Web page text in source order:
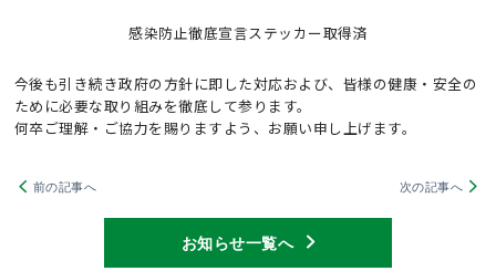
感染防止徹底宣言ステッカー取得済
今後も引き続き政府の方針に即した対応および、皆様の健康・安全の
ために必要な取り組みを徹底して参ります。
何卒ご理解・ご協力を賜りますよう、お願い申し上げます。
前の記事へ 次の記事へ
お知らせ一覧へ